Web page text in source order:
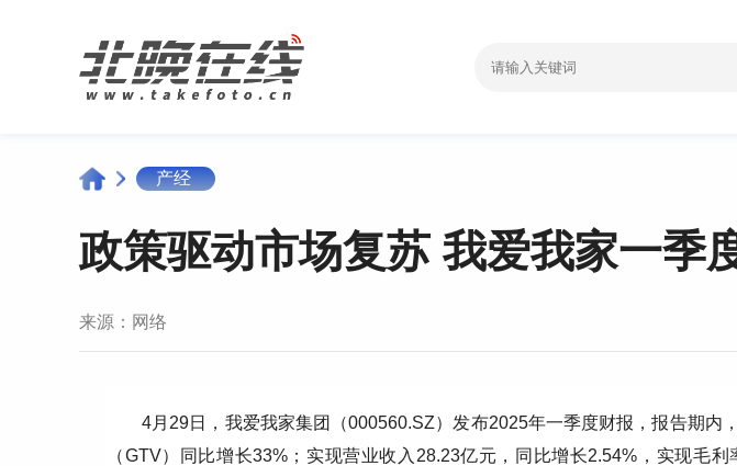
产经
政策驱动市场复苏 我爱我家一季
来源： 网络
4月29日，我爱我家集团（000560.SZ）发布2025年一季度财报，报告期内
（GTV）同比增长33%；实现营业收入28.23亿元，同比增长2.54%，实现毛